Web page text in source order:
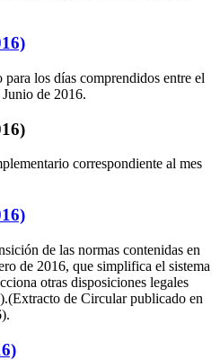
los días comprendidos entre el
de 2016.
correspondiente al mes
de las normas contenidas en
de 2016, que simplifica el sistema
otras disposiciones legales
de Circular publicado en